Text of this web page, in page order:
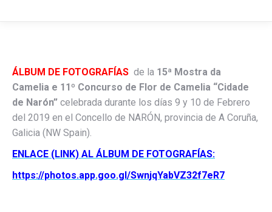
ÁLBUM DE FOTOGRAFÍAS de la 15ª Mostra da
Camelia e 11º Concurso de Flor de Camelia “Cidade
de Narón” celebrada durante los días 9 y 10 de Febrero
del 2019 en el Concello de NARÓN, provincia de A Coruña,
Galicia (NW Spain).
ENLACE (LINK) AL ÁLBUM DE FOTOGRAFÍAS:
https://photos.app.goo.gl/SwnjqYabVZ32f7eR7